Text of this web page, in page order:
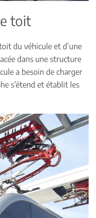
toit
du véhicule et d’une
dans une structure
a besoin de charger
s’étend et établit les